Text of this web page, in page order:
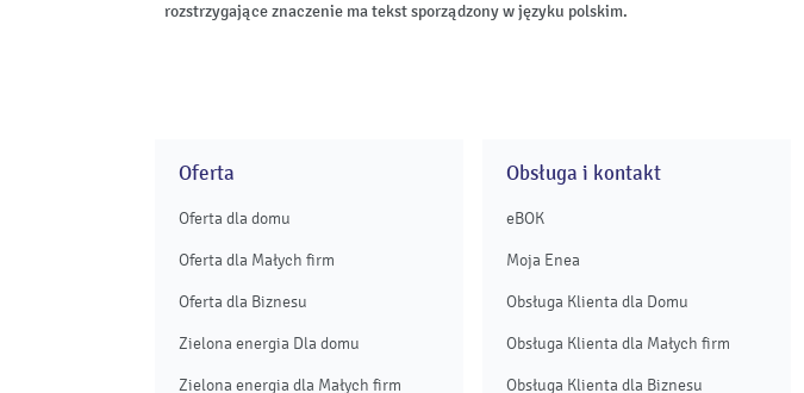
rozstrzygające znaczenie ma tekst sporządzony w języku polskim.
Oferta
Oferta dla domu
Oferta dla Małych firm
Oferta dla Biznesu
Zielona energia Dla domu
Zielona energia dla Małych firm
Obsługa i kontakt
eBOK
Moja Enea
Obsługa Klienta dla Domu
Obsługa Klienta dla Małych firm
Obsługa Klienta dla Biznesu